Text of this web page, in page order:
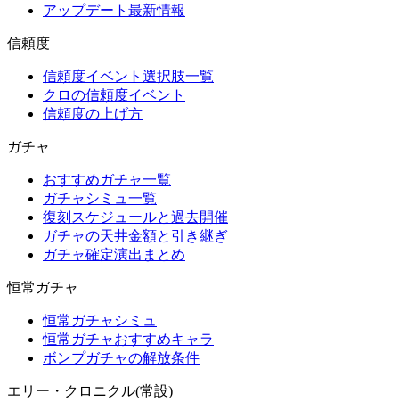
アップデート最新情報
信頼度
信頼度イベント選択肢一覧
クロの信頼度イベント
信頼度の上げ方
ガチャ
おすすめガチャ一覧
ガチャシミュ一覧
復刻スケジュールと過去開催
ガチャの天井金額と引き継ぎ
ガチャ確定演出まとめ
恒常ガチャ
恒常ガチャシミュ
恒常ガチャおすすめキャラ
ボンプガチャの解放条件
エリー・クロニクル(常設)